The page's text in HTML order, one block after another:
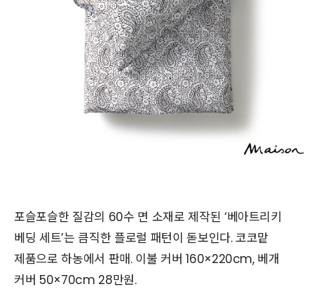
포슬포슬한 질감의 60수 면 소재로 제작된 ‘베아트리키
베딩 세트’는 큼직한 플로럴 패턴이 돋보인다. 코코맡
제품으로 하농에서 판매. 이불 커버 160×220cm, 베개
커버 50×70cm 28만원.